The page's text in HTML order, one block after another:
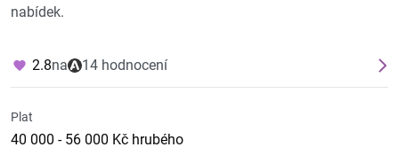
nabídek.
2.8na 14 hodnocení
Plat
40 000 - 56 000 Kč hrubého